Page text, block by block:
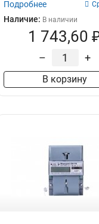
Подробнее
Наличие: В наличии
1 743,60
– +
В корзину